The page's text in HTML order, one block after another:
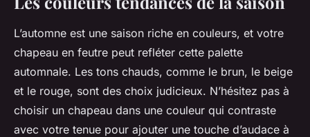
L’automne est une saison riche en couleurs, et votre
chapeau en feutre peut refléter cette palette
automnale. Les tons chauds, comme le brun, le beige
et le rouge, sont des choix judicieux. N’hésitez pas à
choisir un chapeau dans une couleur qui contraste
avec votre tenue pour ajouter une touche d’audace à